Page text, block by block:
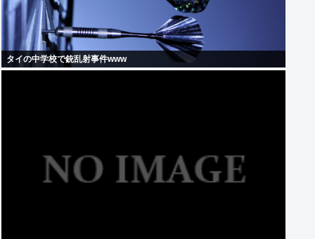
タイの中学校で銃乱射事件www